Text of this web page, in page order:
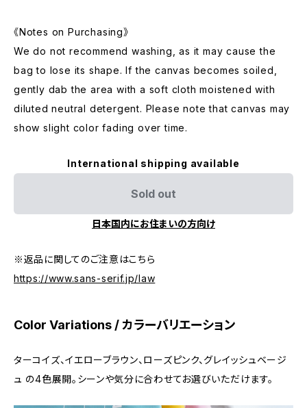
《Notes on Purchasing》
We do not recommend washing, as it may cause the
bag to lose its shape. If the canvas becomes soiled,
gently dab the area with a soft cloth moistened with
diluted neutral detergent. Please note that canvas may
show slight color fading over time.
International shipping available
Sold out
日本国内にお住まいの方向け
※返品に関してのご注意はこちら
https://www.sans-serif.jp/law
Color Variations / カラーバリエーション
ターコイズ、イエローブラウン、ローズピンク、グレイッシュベージ
ュ の4色展開。シーンや気分に合わせてお選びいただけます。